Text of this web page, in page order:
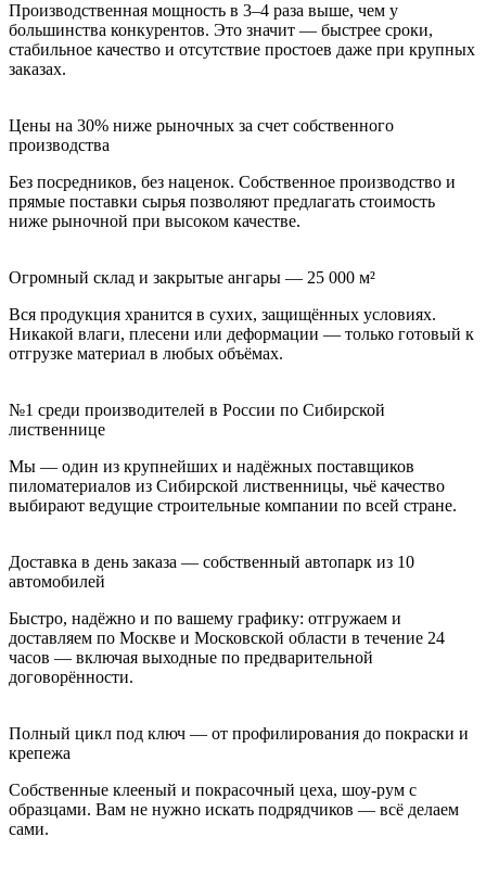
Производственная мощность в 3–4 раза выше, чем у
большинства конкурентов. Это значит — быстрее сроки,
стабильное качество и отсутствие простоев даже при крупных
заказах.
Цены на 30% ниже рыночных за счет собственного
производства
Без посредников, без наценок. Собственное производство и
прямые поставки сырья позволяют предлагать стоимость
ниже рыночной при высоком качестве.
Огромный склад и закрытые ангары — 25 000 м²
Вся продукция хранится в сухих, защищённых условиях.
Никакой влаги, плесени или деформации — только готовый к
отгрузке материал в любых объёмах.
№1 среди производителей в России по Сибирской
лиственнице
Мы — один из крупнейших и надёжных поставщиков
пиломатериалов из Сибирской лиственницы, чьё качество
выбирают ведущие строительные компании по всей стране.
Доставка в день заказа — собственный автопарк из 10
автомобилей
Быстро, надёжно и по вашему графику: отгружаем и
доставляем по Москве и Московской области в течение 24
часов — включая выходные по предварительной
договорённости.
Полный цикл под ключ — от профилирования до покраски и
крепежа
Собственные клееный и покрасочный цеха, шоу-рум с
образцами. Вам не нужно искать подрядчиков — всё делаем
сами.